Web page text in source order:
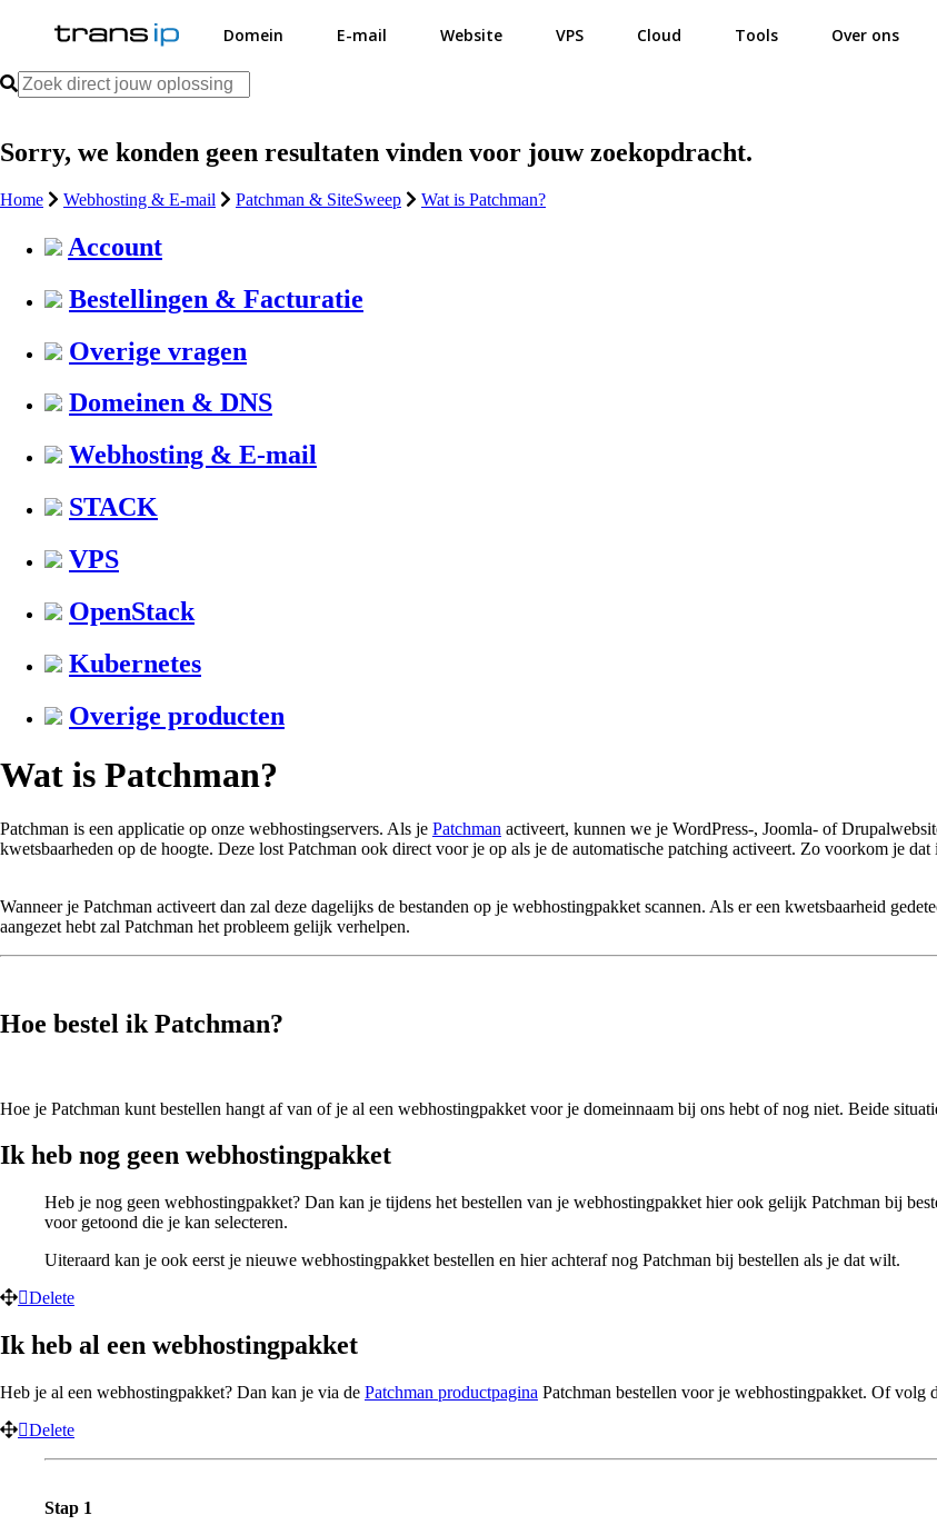
Domein E-mail Website VPS Cloud Tools Over ons
Sorry, we konden geen resultaten vinden voor jouw zoekopdracht.
Home Webhosting & E-mail Patchman & SiteSweep Wat is Patchman?
Account
Bestellingen & Facturatie
Overige vragen
Domeinen & DNS
Webhosting & E-mail
STACK
VPS
OpenStack
Kubernetes
Overige producten
Wat is Patchman?
Patchman is een applicatie op onze webhostingservers. Als je Patchman activeert, kunnen we je WordPress-, Joomla- of
kwetsbaarheden op de hoogte. Deze lost Patchman ook direct voor je op als je de automatische patching activeert. Zo voorkom je
Wanneer je Patchman activeert dan zal deze dagelijks de bestanden op je webhostingpakket scannen. Als er een kwetsbaarheid
aangezet hebt zal Patchman het probleem gelijk verhelpen.
Hoe bestel ik Patchman?
Hoe je Patchman kunt bestellen hangt af van of je al een webhostingpakket voor je domeinnaam bij ons hebt of nog niet. Beide
Ik heb nog geen webhostingpakket
Heb je nog geen webhostingpakket? Dan kan je tijdens het bestellen van je webhostingpakket hier ook gelijk Patchman bij
voor getoond die je kan selecteren.
Uiteraard kan je ook eerst je nieuwe webhostingpakket bestellen en hier achteraf nog Patchman bij bestellen als je dat wilt.
Delete
Ik heb al een webhostingpakket
Heb je al een webhostingpakket? Dan kan je via de Patchman productpagina Patchman bestellen voor je webhostingpakket. Of volg
Delete
Stap 1